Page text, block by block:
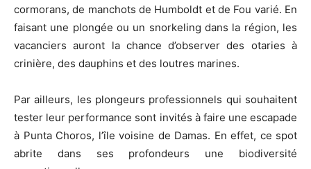
cormorans, de manchots de Humboldt et de Fou varié. En
faisant une plongée ou un snorkeling dans la région, les
vacanciers auront la chance d’observer des otaries à
crinière, des dauphins et des loutres marines.
Par ailleurs, les plongeurs professionnels qui souhaitent
tester leur performance sont invités à faire une escapade
à Punta Choros, l’île voisine de Damas. En effet, ce spot
abrite dans ses profondeurs une biodiversité